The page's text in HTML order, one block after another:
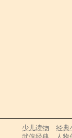
少儿读物 经典